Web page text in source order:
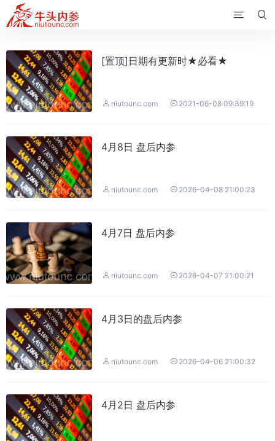
 
[置顶] 日期有更新时★必看★
 niutounc.com  2021-06-08 09:39:19
4月8日 盘后内参
 niutounc.com  2026-04-08 21:00:23
4月7日 盘后内参
 niutounc.com  2026-04-07 21:00:21
4月3日的盘后内参
 niutounc.com  2026-04-06 21:00:32
4月2日 盘后内参